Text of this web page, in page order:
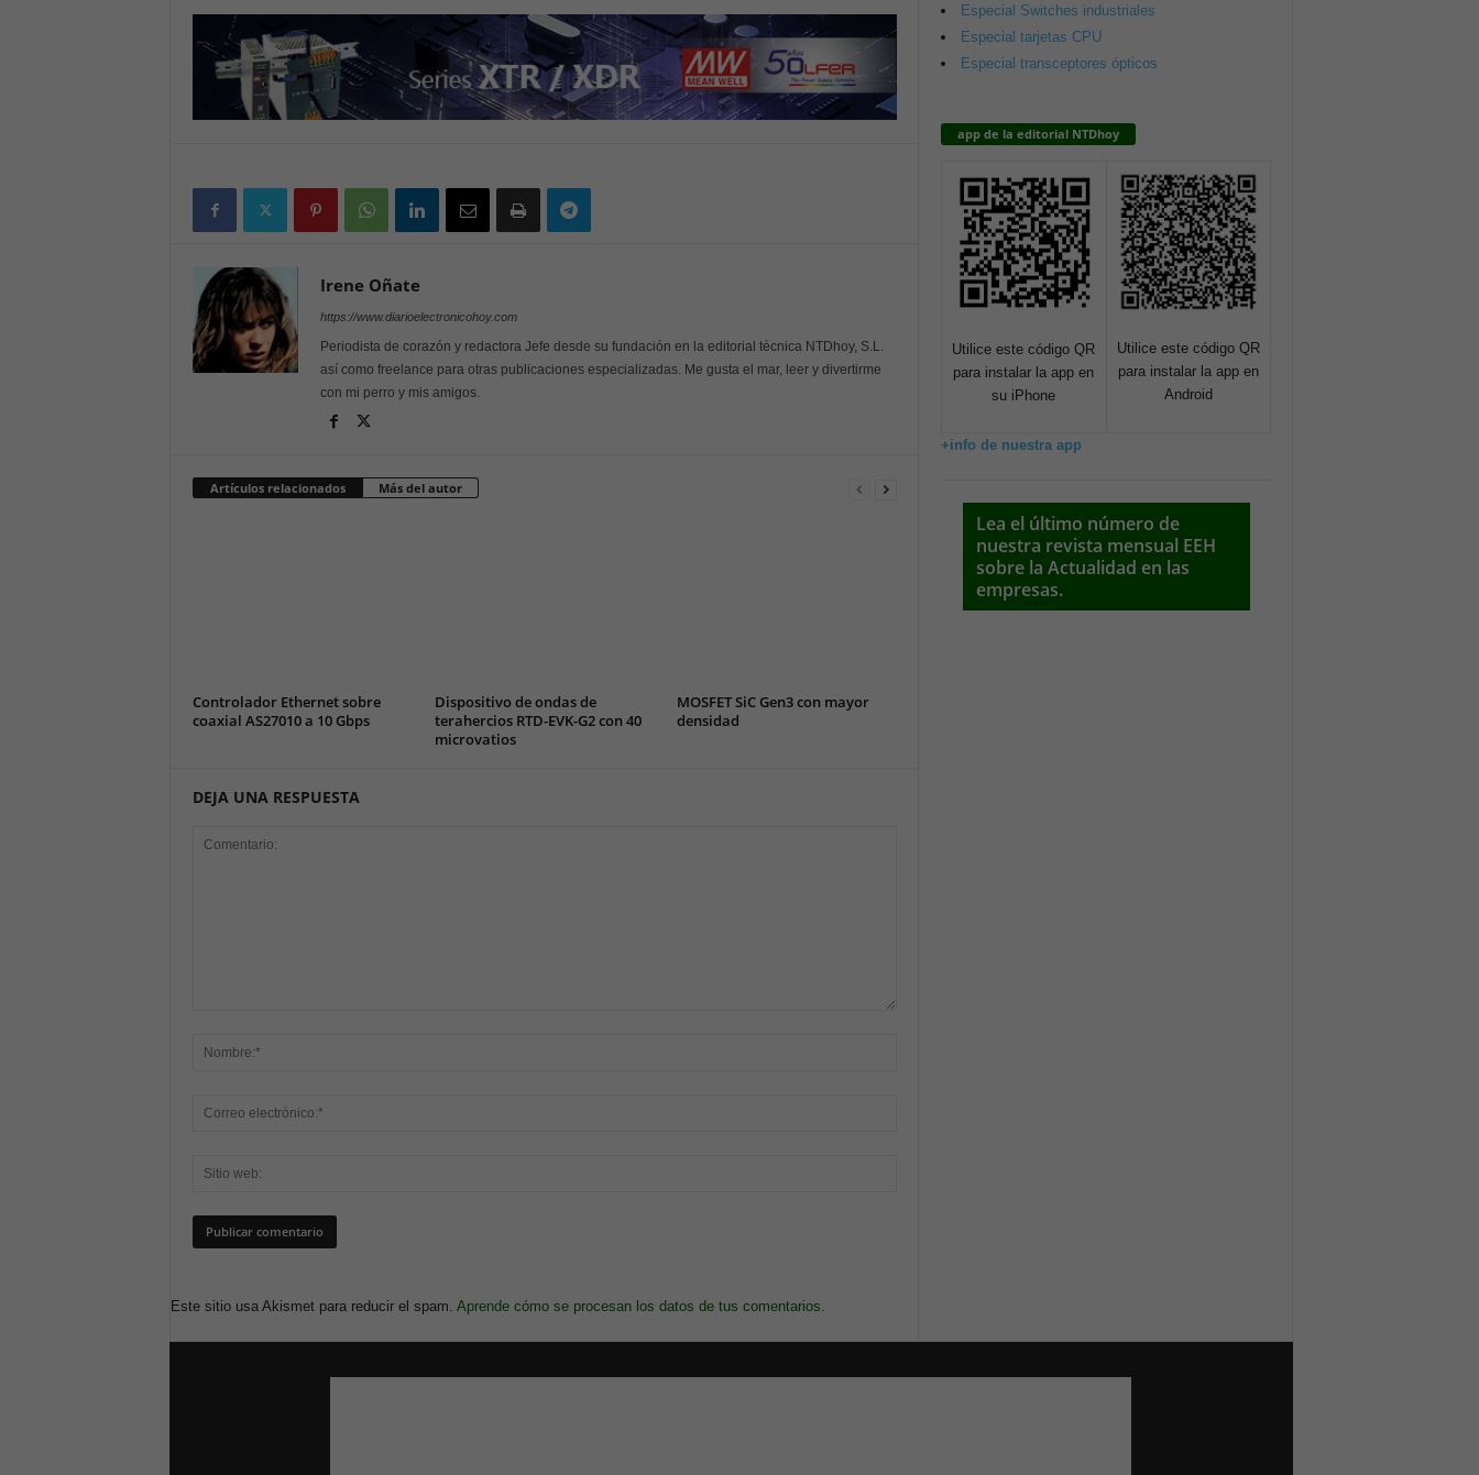
Irene Oñate
https://www.diarioelectronicohoy.com
Periodista de corazón y redactora Jefe desde su fundación en la editorial técnica NTDhoy, S.L.
así como freelance para otras publicaciones especializadas. Me gusta el mar, leer y divertirme
con mi perro y mis amigos.
Artículos relacionados Más del autor
Controlador Ethernet sobre
coaxial AS27010 a 10 Gbps
Dispositivo de ondas de
terahercios RTD-EVK-G2 con 40
microvatios
MOSFET SiC Gen3 con mayor
densidad
DEJA UNA RESPUESTA
Este sitio usa Akismet para reducir el spam. Aprende cómo se procesan los datos de tus comentarios.
Especial Switches industriales
Especial tarjetas CPU
Especial transceptores ópticos
app de la editorial NTDhoy
Utilice este código QR
para instalar la app en
su iPhone
Utilice este código QR
para instalar la app en
Android
+info de nuestra app
Lea el último número de
nuestra revista mensual EEH
sobre la Actualidad en las
empresas.